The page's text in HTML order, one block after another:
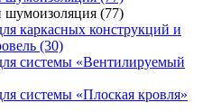
шумоизоляция (77)
каркасных конструкций и
(30)
системы «Вентилируемый
системы «Плоская кровля»